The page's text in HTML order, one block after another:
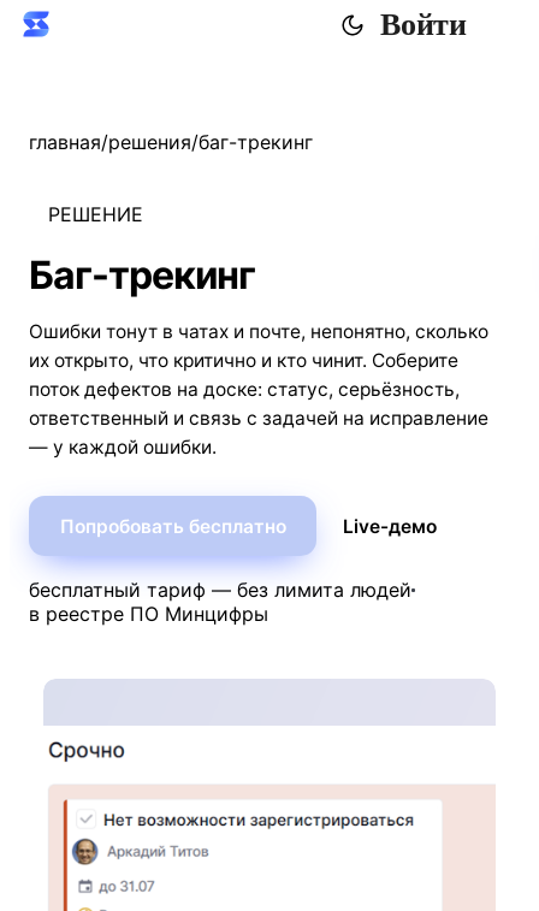
Войти
главная/решения/баг-трекинг
РЕШЕНИЕ
Баг-трекинг
Ошибки тонут в чатах и почте, непонятно, сколько
их открыто, что критично и кто чинит. Соберите
поток дефектов на доске: статус, серьёзность,
ответственный и связь с задачей на исправление
— у каждой ошибки.
Попробовать бесплатно Live-демо
бесплатный тариф — без лимита людей
в реестре ПО Минцифры